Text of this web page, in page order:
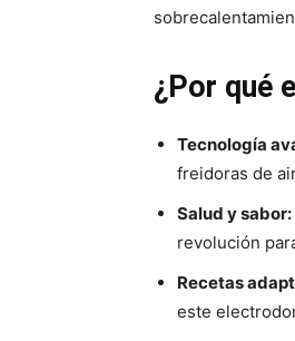
¿Por qué
Tecnología
freidoras de
Salud y sabor:
revolución
Recetas
este